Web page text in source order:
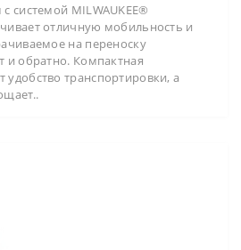
системой MILWAUKEE®
отличную мобильность и
на переноску
и обратно. Компактная
транспортировки, а